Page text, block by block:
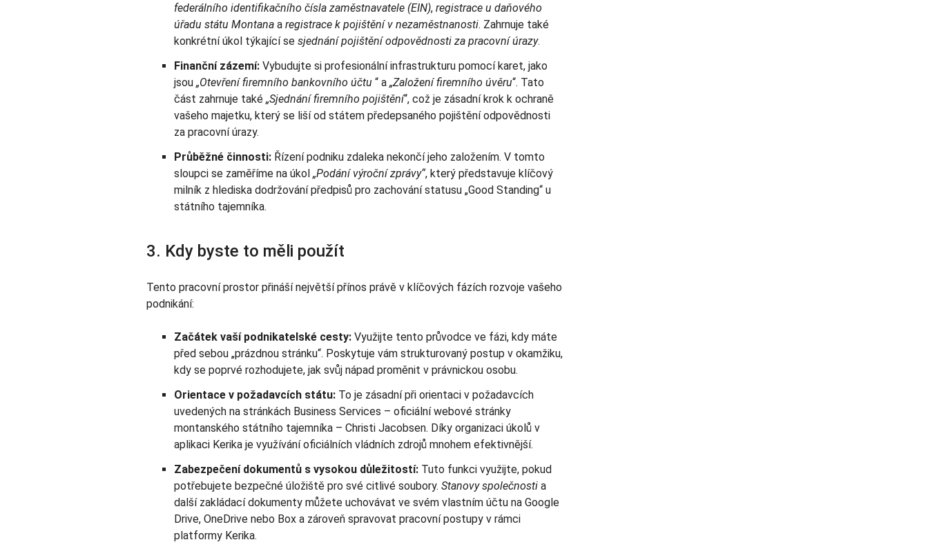
federálního identifikačního čísla zaměstnavatele (EIN), registrace u daňového
úřadu státu Montana a registrace k pojištění v nezaměstnanosti. Zahrnuje také
konkrétní úkol týkající se sjednání pojištění odpovědnosti za pracovní úrazy.
Finanční zázemí: Vybudujte si profesionální infrastrukturu pomocí karet, jako
jsou „Otevření firemního bankovního účtu “ a „Založení firemního úvěru“. Tato
část zahrnuje také „Sjednání firemního pojištění“, což je zásadní krok k ochraně
vašeho majetku, který se liší od státem předepsaného pojištění odpovědnosti
za pracovní úrazy.
Průběžné činnosti: Řízení podniku zdaleka nekončí jeho založením. V tomto
sloupci se zaměříme na úkol „Podání výroční zprávy“, který představuje klíčový
milník z hlediska dodržování předpisů pro zachování statusu „Good Standing“ u
státního tajemníka.
3. Kdy byste to měli použít
Tento pracovní prostor přináší největší přínos právě v klíčových fázích rozvoje vašeho
podnikání:
Začátek vaší podnikatelské cesty: Využijte tento průvodce ve fázi, kdy máte
před sebou „prázdnou stránku“. Poskytuje vám strukturovaný postup v okamžiku,
kdy se poprvé rozhodujete, jak svůj nápad proměnit v právnickou osobu.
Orientace v požadavcích státu: To je zásadní při orientaci v požadavcích
uvedených na stránkách Business Services – oficiální webové stránky
montanského státního tajemníka – Christi Jacobsen. Díky organizaci úkolů v
aplikaci Kerika je využívání oficiálních vládních zdrojů mnohem efektivnější.
Zabezpečení dokumentů s vysokou důležitostí: Tuto funkci využijte, pokud
potřebujete bezpečné úložiště pro své citlivé soubory. Stanovy společnosti a
další zakládací dokumenty můžete uchovávat ve svém vlastním účtu na Google
Drive, OneDrive nebo Box a zároveň spravovat pracovní postupy v rámci
platformy Kerika.